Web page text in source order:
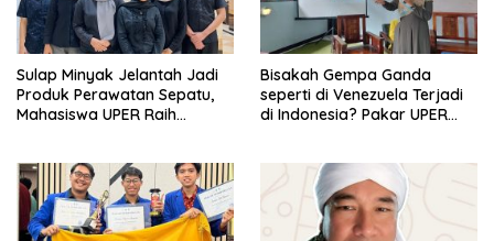
Sulap Minyak Jelantah Jadi
Produk Perawatan Sepatu,
Mahasiswa UPER Raih
Bisakah Gempa Ganda
seperti di Venezuela Terjadi
di Indonesia? Pakar UPER